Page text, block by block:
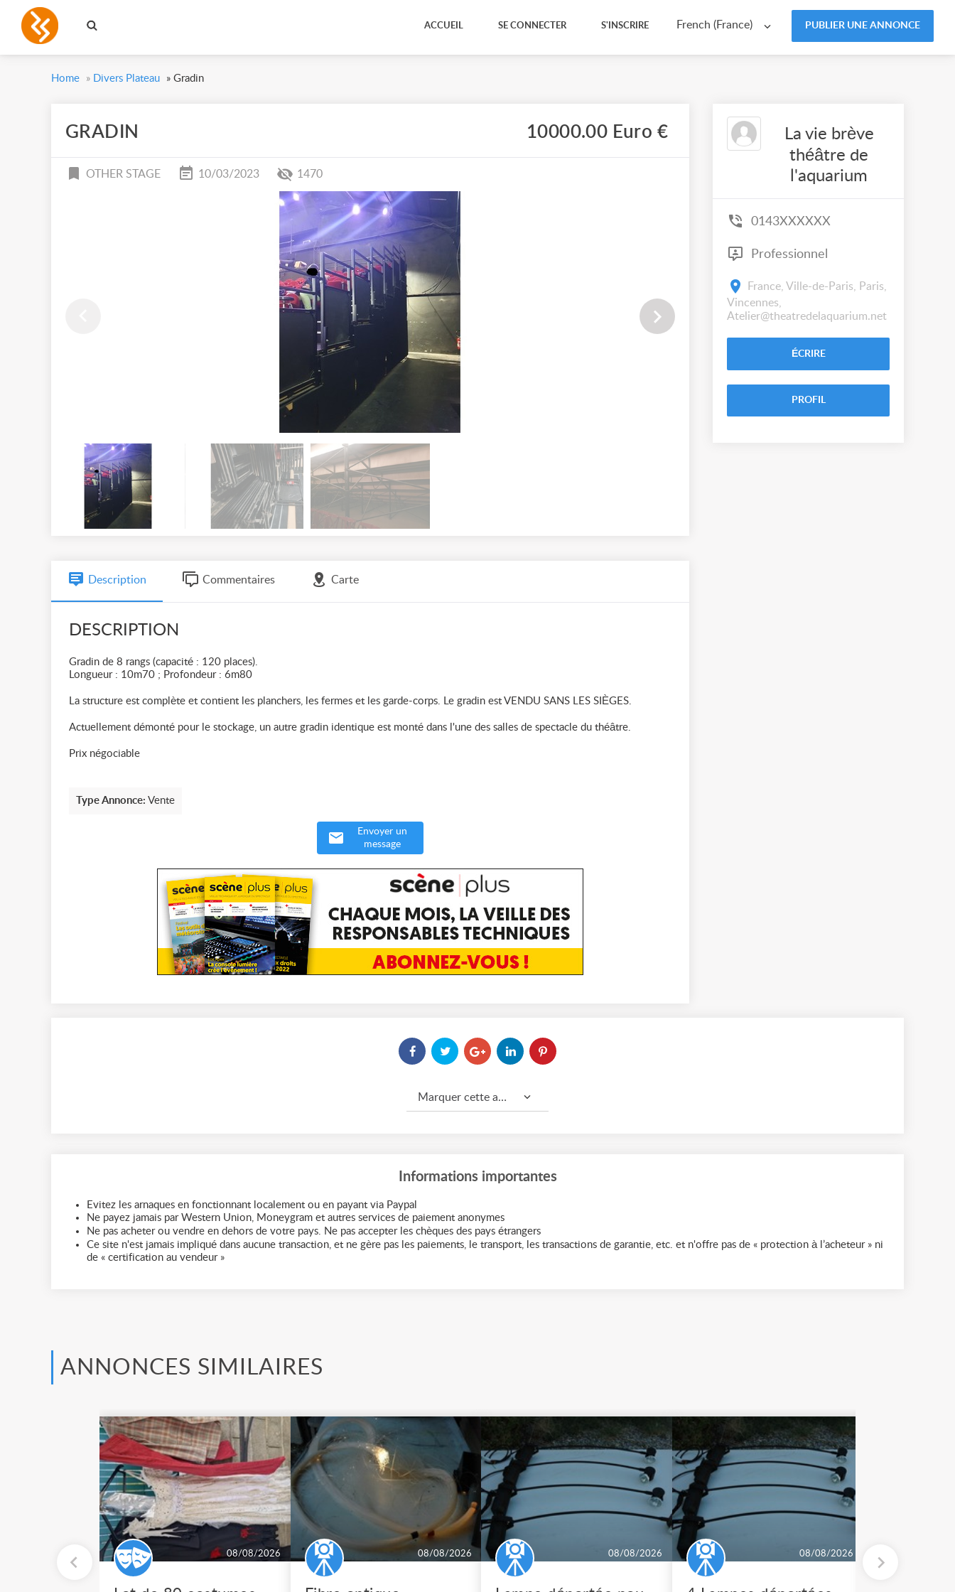
French (France) PUBLIER UNE ANNONCE
ACCUEIL SE CONNECTER S'INSCRIRE
Home » Divers Plateau » Gradin
GRADIN 10000.00 Euro €
OTHER STAGE 10/03/2023 1470
Description Commentaires Carte
DESCRIPTION
Gradin de 8 rangs (capacité : 120 places).
Longueur : 10m70 ; Profondeur : 6m80
La structure est complète et contient les planchers, les fermes et les garde-corps. Le gradin est VENDU SANS LES SIÈGES.
Actuellement démonté pour le stockage, un autre gradin identique est monté dans l'une des salles de spectacle du théâtre.
Prix négociable
Type Annonce: Vente
Envoyer un
message
La vie brève
théâtre de
l'aquarium
0143XXXXXX
Professionnel
France, Ville-de-Paris, Paris,
Vincennes,
Atelier@theatredelaquarium.net
ÉCRIRE
PROFIL
Marquer cette annonce comme...
Informations importantes
Evitez les arnaques en fonctionnant localement ou en payant via Paypal
Ne payez jamais par Western Union, Moneygram et autres services de paiement anonymes
Ne pas acheter ou vendre en dehors de votre pays. Ne pas accepter les chèques des pays étrangers
Ce site n'est jamais impliqué dans aucune transaction, et ne gère pas les paiements, le transport, les transactions de garantie, etc. et n'offre pas de « protection à l’acheteur » ni
de « certification au vendeur »
ANNONCES SIMILAIRES
08/08/2026 08/08/2026 08/08/2026 08/08/2026